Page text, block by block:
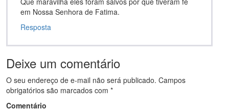
em Nossa Senhora de Fatima.
Resposta
Deixe um comentário
O seu endereço de e-mail não será publicado. Campos
obrigatórios são marcados com *
Comentário